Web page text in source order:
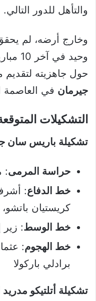
والتأهل للدور التالي.
وخارج أرضه، لم
وحيد
حول جاهزيته
جيرمان في العاصمة
التشكيلات
تشكيلة باريس سان
حراسة المرمى:
خط الدفاع:
كريستيان باتشو،
خط الوسط: زير
خط الهجوم:
برادلي باركولا
تشكيلة أتلتيكو مدريد